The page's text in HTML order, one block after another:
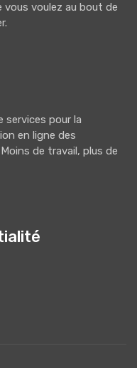
voulez au bout de
services pour la
en ligne des
de travail, plus de